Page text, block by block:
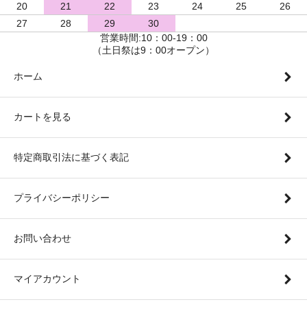
20
21 22 23 24 25
26
27
28 29
30
営業時間:10：00-19：00
（土日祭は9：00オープン）
ホーム
カートを見る
特定商取引法に基づく表記
プライバシーポリシー
お問い合わせ
マイアカウント